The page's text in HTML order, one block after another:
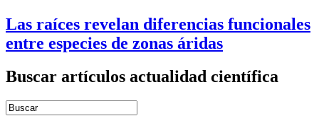
Las raíces revelan diferencias funcionales
entre especies de zonas áridas
Buscar artículos actualidad científica
Introduce términos de búsqueda